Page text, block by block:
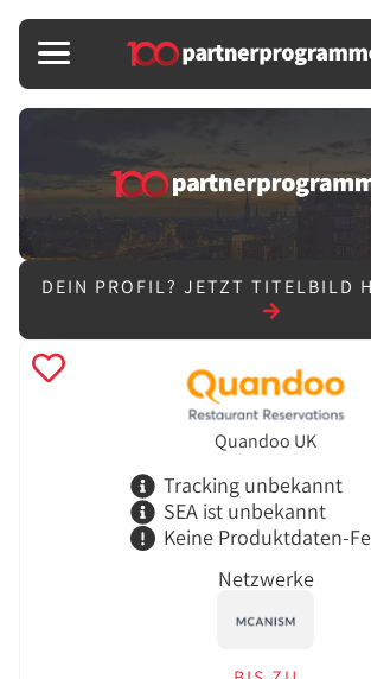
DEIN PROFIL? JETZT TITELBILD
Quandoo UK
Tracking unbekannt
SEA ist unbekannt
Keine Produktdaten-
Netzwerke